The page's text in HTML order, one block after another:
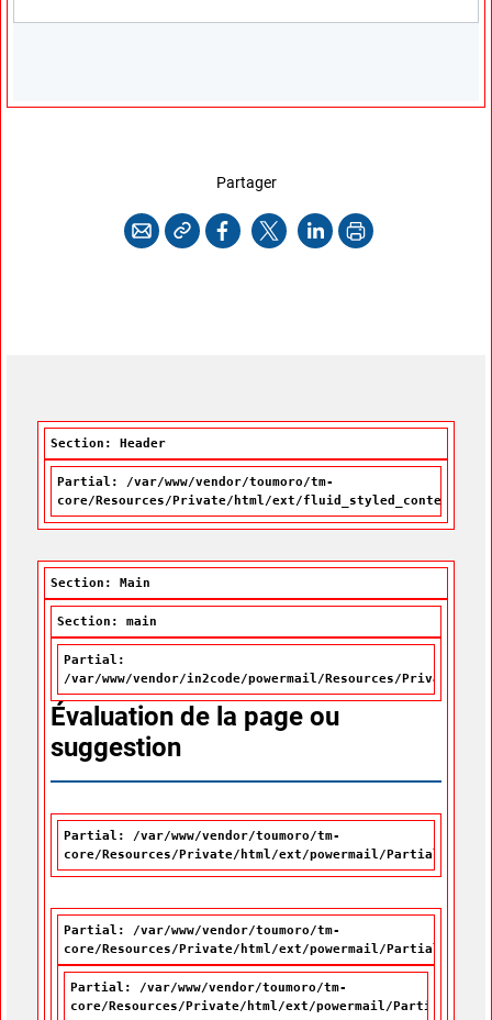
Partagercette page
CourrielCopier l'adresse
Facebook
X LinkedInImprimer
Section: Header
Partial: /var/www/vendor/toumoro/tm-
core/Resources/Private/html/ext/fluid_styled_content/
Section: Main
Section: main
Partial:
/var/www/vendor/in2code/powermail/Resources/Private/
Évaluation de la page ou
suggestion
Partial: /var/www/vendor/toumoro/tm-
core/Resources/Private/html/ext/powermail/Partials/
Partial: /var/www/vendor/toumoro/tm-
core/Resources/Private/html/ext/powermail/Partials/
Partial: /var/www/vendor/toumoro/tm-
core/Resources/Private/html/ext/powermail/Partials/